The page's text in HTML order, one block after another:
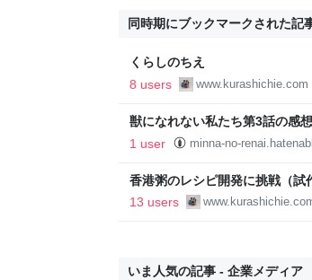
同時期にブックマークされた記
くらしのちえ
8 users
www.kurashichie.com
獣になれない私たち第3話の感
想。 #テレビ #TV - みんなの
1 user minna-no-
香港粥のレシピ開発に挑戦（試
13 users
いま人気の記事 - 企業メディア